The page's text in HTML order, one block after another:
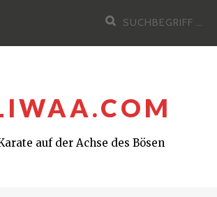
Suchen
nach:
auf der Achse des Bösen